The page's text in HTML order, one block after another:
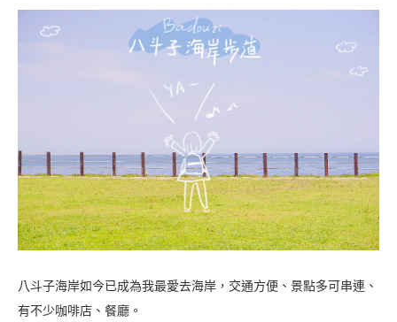
八斗子海岸如今已成為我最愛去海岸，交通方便、景點多可串連、
有不少咖啡店、餐廳。